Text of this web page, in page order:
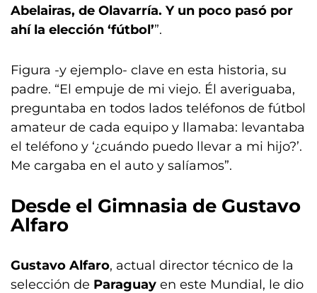
Abelairas, de Olavarría. Y un poco pasó por
ahí la elección ‘fútbol’”.
Figura -y ejemplo- clave en esta historia, su
padre. “El empuje de mi viejo. Él averiguaba,
preguntaba en todos lados teléfonos de fútbol
amateur de cada equipo y llamaba: levantaba
el teléfono y ‘¿cuándo puedo llevar a mi hijo?’.
Me cargaba en el auto y salíamos”.
Desde el Gimnasia de Gustavo
Alfaro
Gustavo Alfaro, actual director técnico de la
selección de Paraguay en este Mundial, le dio